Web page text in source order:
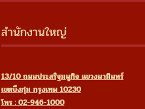
สำนักงานใหญ่
13/10 ถนนประสริฐมนูกิจ แขวงนวมินทร์
เขตบึงกุ่ม กรุงเทพ 10230
โทร : 02-946-1000